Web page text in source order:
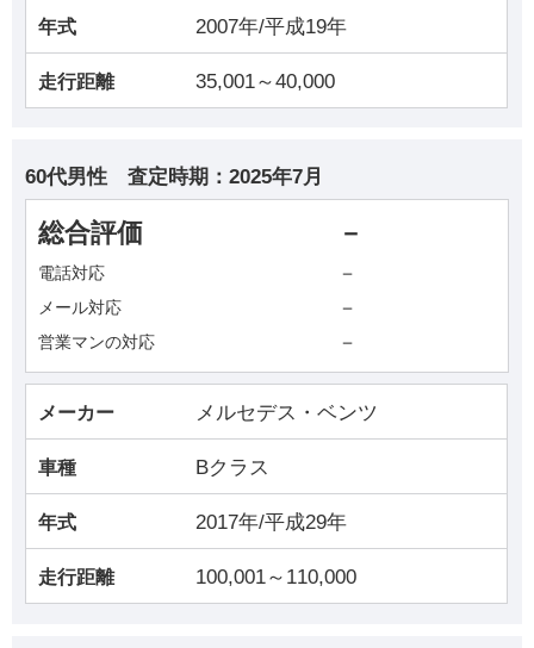
年式 2007年/平成19年
走行距離 35,001～40,000
60代男性 査定時期： 2025年7月
総合評価 －
電話対応 －
メール対応 －
営業マンの対応 －
メーカー メルセデス・ベンツ
車種 Bクラス
年式 2017年/平成29年
走行距離 100,001～110,000